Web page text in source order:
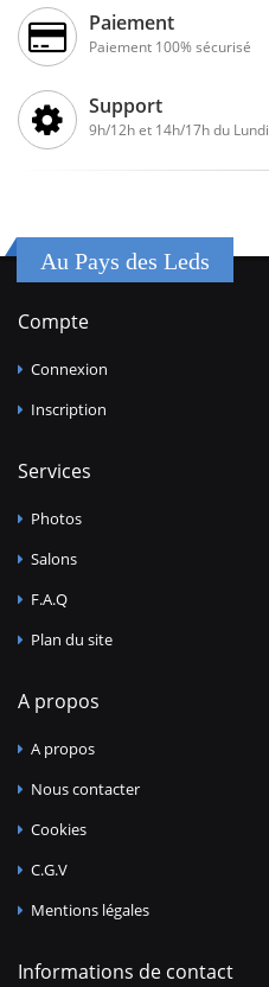
Paiement
Paiement 100% sécurisé
Support
9h/12h et 14h/17h du
Au Pays des Leds
Compte
Connexion
Inscription
Services
Photos
Salons
F.A.Q
Plan du site
A propos
A propos
Nous contacter
Cookies
C.G.V
Mentions légales
Informations de contact